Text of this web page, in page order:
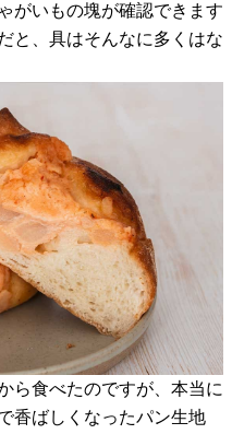
がいもの塊が確認できます
と、具はそんなに多くはな
ら食べたのですが、本当に
香ばしくなったパン生地